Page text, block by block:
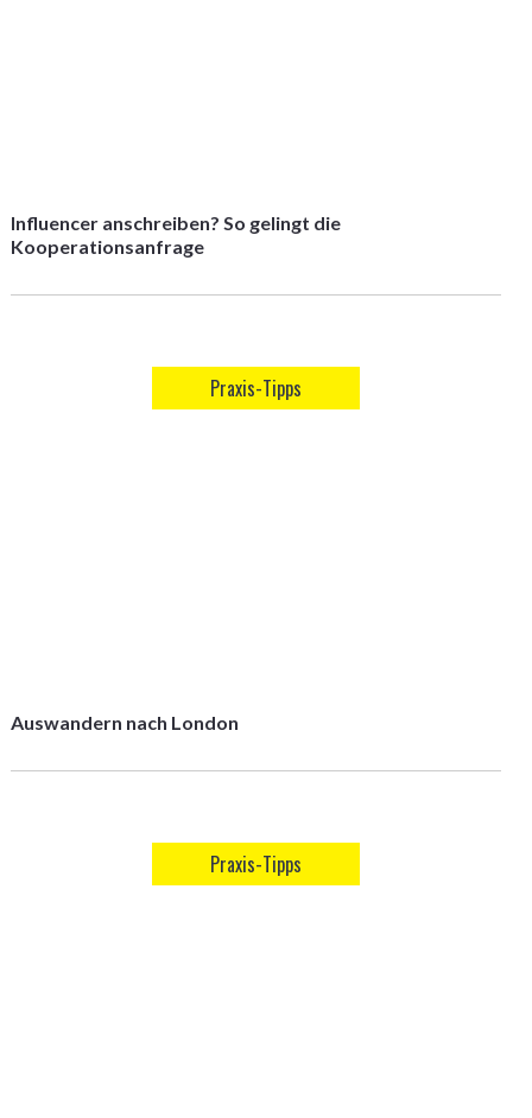
Influencer anschreiben? So gelingt die
Kooperationsanfrage
Praxis-Tipps
Auswandern nach London
Praxis-Tipps